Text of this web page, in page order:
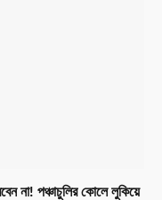
না! পঞ্চাচুলির কোলে লুকিয়ে